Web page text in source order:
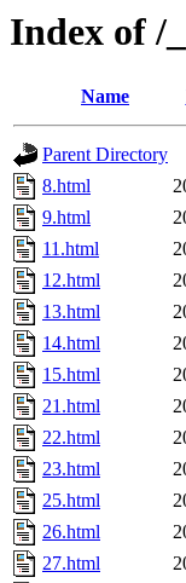
Index of /
Name
Parent Directory
8.html
9.html
11.html
12.html
13.html
14.html
15.html
21.html
22.html
23.html
25.html
26.html
27.html